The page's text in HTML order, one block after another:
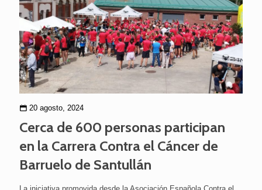
20 agosto, 2024
Cerca de 600 personas participan
en la Carrera Contra el Cáncer de
Barruelo de Santullán